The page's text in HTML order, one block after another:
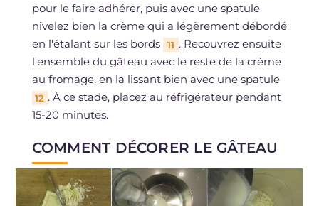
pour le faire adhérer, puis avec une spatule
nivelez bien la crème qui a légèrement débordé
en l'étalant sur les bords
11 . Recouvrez ensuite
l'ensemble du gâteau avec le reste de la crème
au fromage, en la lissant bien avec une spatule
12 . À ce stade, placez au réfrigérateur pendant
15-20 minutes.
COMMENT DÉCORER LE GÂTEAU